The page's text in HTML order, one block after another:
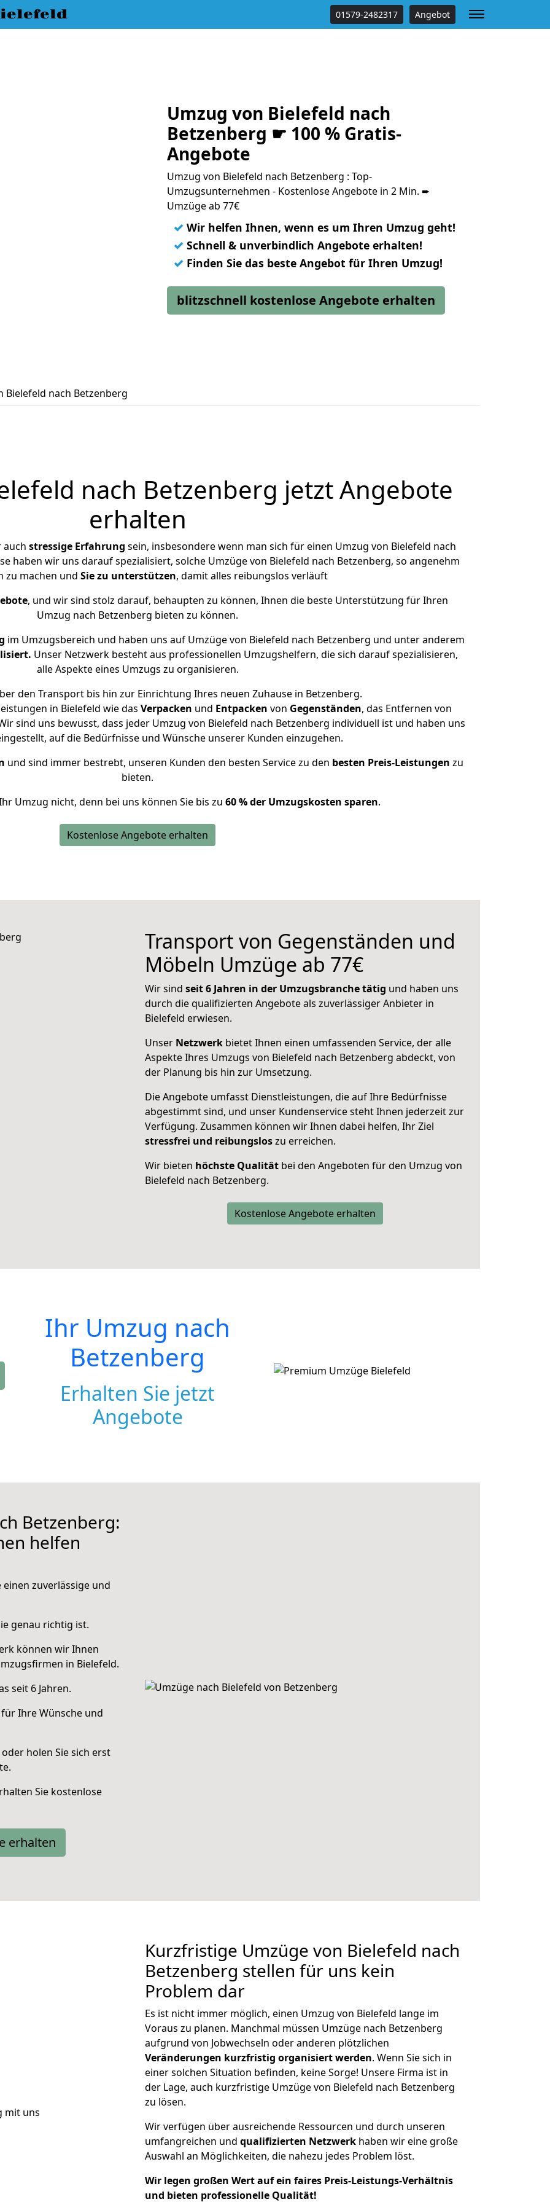
01579-2482317 Angebot
Umzug von Bielefeld nach
Betzenberg ☛ 100 % Gratis-
Angebote
Umzug von Bielefeld nach Betzenberg : Top-
Umzugsunternehmen - Kostenlose Angebote in 2 Min. ➨
Umzüge ab 77€
✓ Wir helfen Ihnen, wenn es um Ihren Umzug geht!
✓ Schnell & unverbindlich Angebote erhalten!
✓ Finden Sie das beste Angebot für Ihren Umzug!
blitzschnell kostenlose Angebote erhalten
Bielefeld nach Betzenberg
nach Betzenberg jetzt Angebote
erhalten
auch stressige Erfahrung sein, insbesondere wenn man sich für einen Umzug von Bielefeld nach
haben wir uns darauf spezialisiert, solche Umzüge von Bielefeld nach Betzenberg, so angenehm
zu machen und Sie zu unterstützen, damit alles reibungslos verläuft
, und wir sind stolz darauf, behaupten zu können, Ihnen die beste Unterstützung für Ihren
Umzug nach Betzenberg bieten zu können.
im Umzugsbereich und haben uns auf Umzüge von Bielefeld nach Betzenberg und unter anderem
Unser Netzwerk besteht aus professionellen Umzugshelfern, die sich darauf spezialisieren,
alle Aspekte eines Umzugs zu organisieren.
den Transport bis hin zur Einrichtung Ihres neuen Zuhause in Betzenberg.
in Bielefeld wie das Verpacken und Entpacken von Gegenständen, das Entfernen von
sind uns bewusst, dass jeder Umzug von Bielefeld nach Betzenberg individuell ist und haben uns
auf die Bedürfnisse und Wünsche unserer Kunden einzugehen.
und sind immer bestrebt, unseren Kunden den besten Service zu den besten Preis-Leistungen zu
bieten.
Umzug nicht, denn bei uns können Sie bis zu 60 % der Umzugskosten sparen.
Kostenlose Angebote erhalten
Transport von Gegenständen und
Möbeln Umzüge ab 77€
Wir sind seit 6 Jahren in der Umzugsbranche tätig und haben uns
durch die qualifizierten Angebote als zuverlässiger Anbieter in
Bielefeld erwiesen.
Unser Netzwerk bietet Ihnen einen umfassenden Service, der alle
Aspekte Ihres Umzugs von Bielefeld nach Betzenberg abdeckt, von
der Planung bis hin zur Umsetzung.
Die Angebote umfasst Dienstleistungen, die auf Ihre Bedürfnisse
abgestimmt sind, und unser Kundenservice steht Ihnen jederzeit zur
Verfügung. Zusammen können wir Ihnen dabei helfen, Ihr Ziel
stressfrei und reibungsloszu erreichen.
Wir bieten höchste Qualität bei den Angeboten für den Umzug von
Bielefeld nach Betzenberg.
Kostenlose Angebote erhalten
Ihr Umzug nach
Betzenberg
Erhalten Sie jetzt
Angebote
Betzenberg:
helfen
einen zuverlässige und
genau richtig ist.
können wir Ihnen
in Bielefeld.
seit 6 Jahren.
Ihre Wünsche und
holen Sie sich erst
Sie kostenlose
erhalten
Kurzfristige Umzüge von Bielefeld nach
Betzenberg stellen für uns kein
Problem dar
Es ist nicht immer möglich, einen Umzug von Bielefeld lange im
Voraus zu planen. Manchmal müssen Umzüge nach Betzenberg
aufgrund von Jobwechseln oder anderen plötzlichen
Veränderungen kurzfristig organisiert werden. Wenn Sie sich in
einer solchen Situation befinden, keine Sorge! Unsere Firma ist in
der Lage, auch kurzfristige Umzüge von Bielefeld nach Betzenberg
zu lösen.
Wir verfügen über ausreichende Ressourcen und durch unseren
umfangreichen und qualifizierten Netzwerk haben wir eine große
Auswahl an Möglichkeiten, die nahezu jedes Problem löst.
Wir legen großen Wert auf ein faires Preis-Leistungs-Verhältnis
und bieten professionelle Qualität!